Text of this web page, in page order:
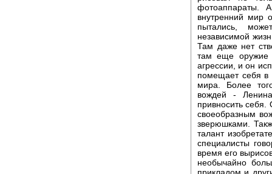
фотоаппараты.
внутренний мир
пытались,
независимой
Там даже нет
там еще оружие
агрессии, и он
помещает себя в
мира. Более
вождей -
привносить себя.
своеобразным
зверюшками.
талант
специалисты
время его
необычайно
прикладом и